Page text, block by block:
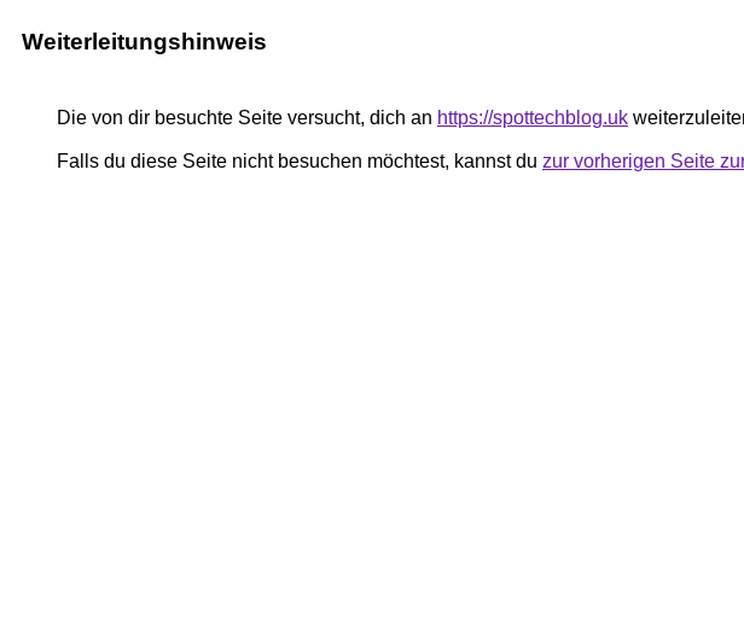
Weiterleitungshinweis
Die von dir besuchte Seite versucht, dich an https://spottechblog.uk
Falls du diese Seite nicht besuchen möchtest, kannst du zur vorherigen Seite